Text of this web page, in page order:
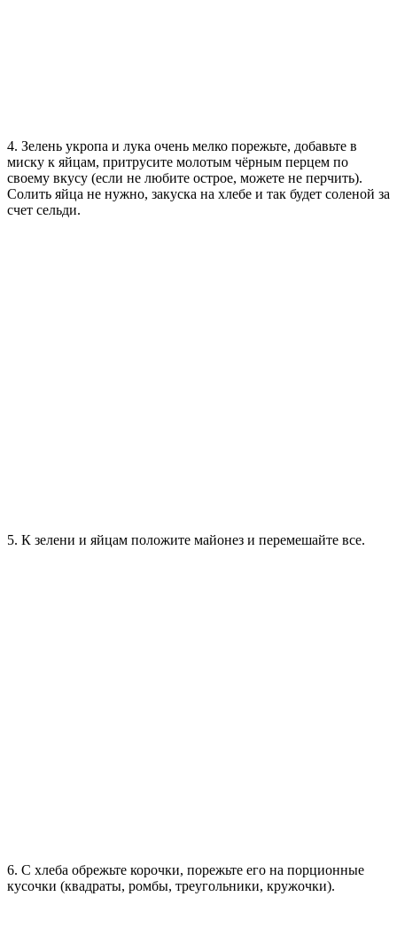
4. Зелень укропа и лука очень мелко порежьте, добавьте в
миску к яйцам, притрусите молотым чёрным перцем по
своему вкусу (если не любите острое, можете не перчить).
Солить яйца не нужно, закуска на хлебе и так будет соленой за
счет сельди.
5. К зелени и яйцам положите майонез и перемешайте все.
6. С хлеба обрежьте корочки, порежьте его на порционные
кусочки (квадраты, ромбы, треугольники, кружочки).